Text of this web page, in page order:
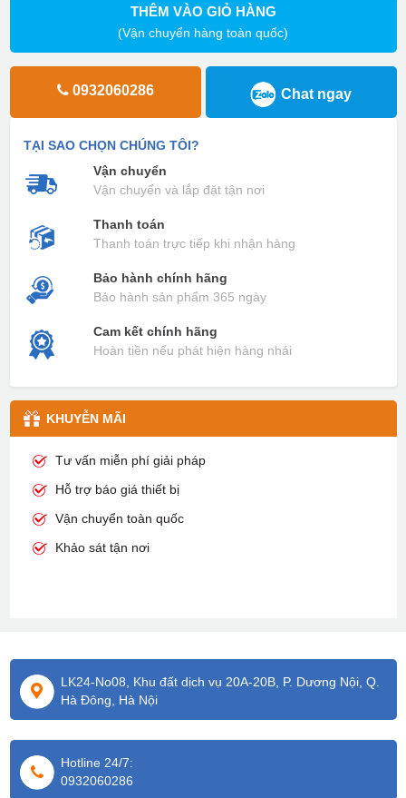
THÊM VÀO GIỎ HÀNG
(Vận chuyển hàng toàn quốc)
0932060286 Chat ngay
TẠI SAO CHỌN CHÚNG TÔI?
Vận chuyển
Vận chuyển và lắp đặt tận nơi
Thanh toán
Thanh toán trực tiếp khi nhận hàng
Bảo hành chính hãng
Bảo hành sản phẩm 365 ngày
Cam kết chính hãng
Hoàn tiền nếu phát hiện hàng nhái
KHUYỄN MÃI
Tư vấn miễn phí giải pháp
Hỗ trợ báo giá thiết bị
Vận chuyển toàn quốc
Khảo sát tận nơi
LK24-No08, Khu đất dịch vụ 20A-20B, P. Dương Nội, Q.
Hà Đông, Hà Nội
Hotline 24/7:
0932060286